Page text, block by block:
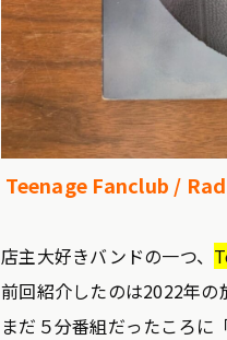
Teenage Fanclub /
店主大好きバンドの一つ、
前回紹介したのは2022年の
まだ５分番組だったころに